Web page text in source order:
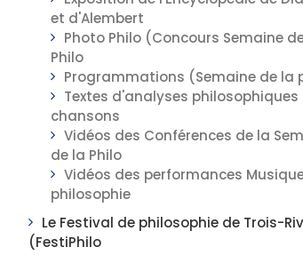
et d'Alembert
Photo Philo (Concours Semaine
Philo
Programmations (Semaine de la
Textes d'analyses philosophiques
chansons
Vidéos des Conférences de la
de la Philo
Vidéos des performances
philosophie
Le Festival de philosophie de Trois-
(FestiPhilo